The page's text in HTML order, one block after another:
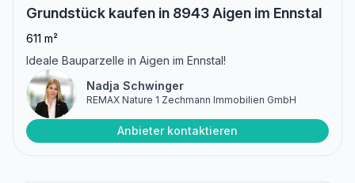
Grundstück kaufen in 8943 Aigen im Ennstal
611 m²
Ideale Bauparzelle in Aigen im Ennstal!
Nadja Schwinger
REMAX Nature 1 Zechmann Immobilien GmbH
Anbieter kontaktieren